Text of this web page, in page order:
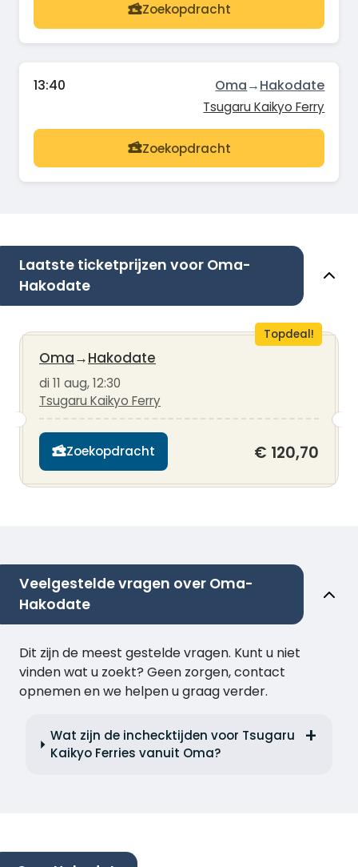
Zoekopdracht
13:40 Oma→Hakodate
Tsugaru Kaikyo Ferry
Zoekopdracht
Laatste ticketprijzen voor Oma-
Hakodate
Topdeal!
Oma→Hakodate
di 11 aug, 12:30
Tsugaru Kaikyo Ferry
Zoekopdracht € 120,70
Veelgestelde vragen over Oma-
Hakodate
Dit zijn de meest gestelde vragen. Kunt u niet
vinden wat u zoekt? Geen zorgen, contact
opnemen en we helpen u graag verder.
Wat zijn de inchecktijden voor Tsugaru
Kaikyo Ferries vanuit Oma?